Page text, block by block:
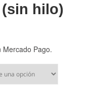
hilo)
Mercado Pago.